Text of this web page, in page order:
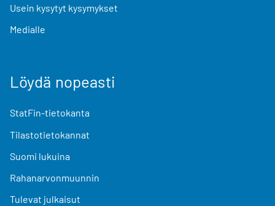
Usein kysytyt kysymykset
Medialle
Löydä nopeasti
StatFin-tietokanta
Tilastotietokannat
Suomi lukuina
Rahanarvonmuunnin
Tulevat julkaisut